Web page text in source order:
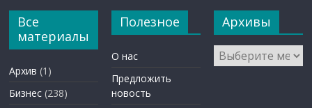
Все
материалы
Архив (1)
Бизнес (238)
Полезное
О нас
Предложить
новость
Архивы
Архивы